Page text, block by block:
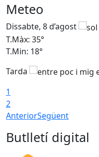
Meteo
Dissabte, 8 d’agost
T.Màx: 35°
T.Min: 18°
Tarda
1
2
AnteriorSegüent
Butlletí digital